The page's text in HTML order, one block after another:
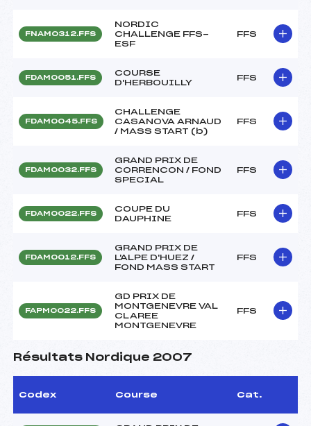
FNAM0312.FFS
NORDIC
CHALLENGE FFS-
ESF
FFS
FDAM0051.FFS
COURSE
D'HERBOUILLY
FFS
FDAM0045.FFS
CHALLENGE
CASANOVA ARNAUD
/ MASS START (b)
FFS
FDAM0032.FFS
GRAND PRIX DE
CORRENCON / FOND
SPECIAL
FFS
FDAM0022.FFS
COUPE DU
DAUPHINE
FFS
FDAM0012.FFS
GRAND PRIX DE
L'ALPE D'HUEZ /
FOND MASS START
FFS
FAPM0022.FFS
GD PRIX DE
MONTGENEVRE VAL
CLAREE
MONTGENEVRE
FFS
Résultats Nordique 2007
Codex Course Cat.